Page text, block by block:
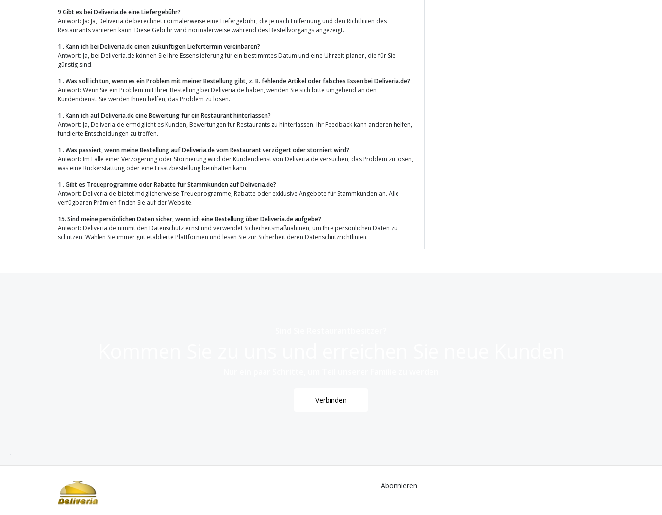
9 Gibt es bei Deliveria.de eine Liefergebühr?
Antwort: Ja: Ja, Deliveria.de berechnet normalerweise eine Liefergebühr, die je nach Entfernung und den Richtlinien des
Restaurants variieren kann. Diese Gebühr wird normalerweise während des Bestellvorgangs angezeigt.
1 . Kann ich bei Deliveria.de einen zukünftigen Liefertermin vereinbaren?
Antwort: Ja, bei Deliveria.de können Sie Ihre Essenslieferung für ein bestimmtes Datum und eine Uhrzeit planen, die für Sie
günstig sind.
1 . Was soll ich tun, wenn es ein Problem mit meiner Bestellung gibt, z. B. fehlende Artikel oder falsches Essen bei Deliveria.de?
Antwort: Wenn Sie ein Problem mit Ihrer Bestellung bei Deliveria.de haben, wenden Sie sich bitte umgehend an den
Kundendienst. Sie werden Ihnen helfen, das Problem zu lösen.
1 . Kann ich auf Deliveria.de eine Bewertung für ein Restaurant hinterlassen?
Antwort: Ja, Deliveria.de ermöglicht es Kunden, Bewertungen für Restaurants zu hinterlassen. Ihr Feedback kann anderen helfen,
fundierte Entscheidungen zu treffen.
1 . Was passiert, wenn meine Bestellung auf Deliveria.de vom Restaurant verzögert oder storniert wird?
Antwort: Im Falle einer Verzögerung oder Stornierung wird der Kundendienst von Deliveria.de versuchen, das Problem zu lösen,
was eine Rückerstattung oder eine Ersatzbestellung beinhalten kann.
1 . Gibt es Treueprogramme oder Rabatte für Stammkunden auf Deliveria.de?
Antwort: Deliveria.de bietet möglicherweise Treueprogramme, Rabatte oder exklusive Angebote für Stammkunden an. Alle
verfügbaren Prämien finden Sie auf der Website.
15. Sind meine persönlichen Daten sicher, wenn ich eine Bestellung über Deliveria.de aufgebe?
Antwort: Deliveria.de nimmt den Datenschutz ernst und verwendet Sicherheitsmaßnahmen, um Ihre persönlichen Daten zu
schützen. Wählen Sie immer gut etablierte Plattformen und lesen Sie zur Sicherheit deren Datenschutzrichtlinien.
Verbinden
Abonnieren